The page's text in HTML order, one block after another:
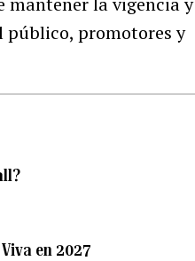
público, promotores y
en 2027